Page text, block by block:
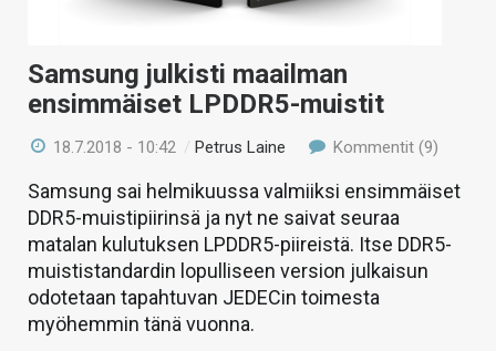
Samsung julkisti maailman
ensimmäiset LPDDR5-muistit
18.7.2018 - 10:42 /Petrus Laine Kommentit (9)
Samsung sai helmikuussa valmiiksi ensimmäiset
DDR5-muistipiirinsä ja nyt ne saivat seuraa
matalan kulutuksen LPDDR5-piireistä. Itse DDR5-
muististandardin lopulliseen version julkaisun
odotetaan tapahtuvan JEDECin toimesta
myöhemmin tänä vuonna.